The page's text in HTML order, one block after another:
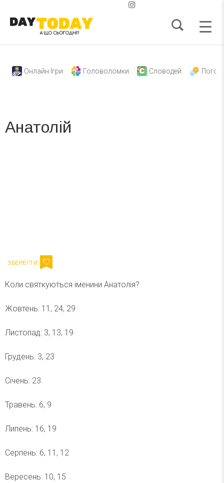
Онлайн Ігри Головоломки Словодей
Анатолій
Коли святкуються іменини Анатолія?
Жовтень: 11, 24, 29
Листопад: 3, 13, 19
Грудень: 3, 23
Січень: 23
Травень: 6, 9
Липень: 16, 19
Серпень: 6, 11, 12
Вересень: 10, 15